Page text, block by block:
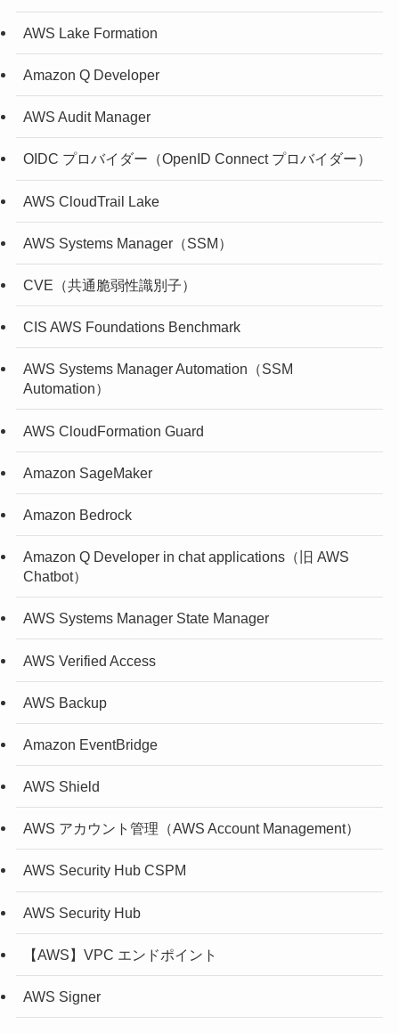
AWS Lake Formation
Amazon Q Developer
AWS Audit Manager
OIDC プロバイダー（OpenID Connect プロバイダー）
AWS CloudTrail Lake
AWS Systems Manager（SSM）
CVE（共通脆弱性識別子）
CIS AWS Foundations Benchmark
AWS Systems Manager Automation（SSM
Automation）
AWS CloudFormation Guard
Amazon SageMaker
Amazon Bedrock
Amazon Q Developer in chat applications（旧 AWS
Chatbot）
AWS Systems Manager State Manager
AWS Verified Access
AWS Backup
Amazon EventBridge
AWS Shield
AWS アカウント管理（AWS Account Management）
AWS Security Hub CSPM
AWS Security Hub
【AWS】VPC エンドポイント
AWS Signer